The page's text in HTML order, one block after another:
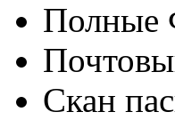
Скан